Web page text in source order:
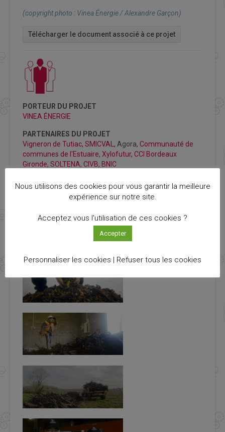
(copyright photo : Vinea Énergie / Alexandre Garçon)
Télécharger le document associé à ce projet
PORTEUR DU PROJET
VINEA ÉNERGIE
PARTENAIRES DU PROJET
Vigneron de Tutiac, SMICVAL, Agora, Communauté de
communes de l'Estuaire, Xylofutur, CCI Bordeaux
Gironde, SOLTENA, CIVB, BNIC
en cours (dont 14 287 € acquis) €
Nous utilisons des cookies pour vous garantir la meilleure
expérience sur notre site.
Acceptez vous l'utilisation de ces cookies ?
Accepter
Personnaliser les cookies | Refuser tous les cookies